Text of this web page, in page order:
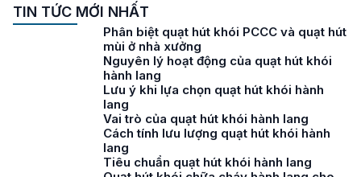
TIN TỨC MỚI NHẤT
Phân biệt quạt hút khói PCCC và quạt hút
mùi ở nhà xưởng
Nguyên lý hoạt động của quạt hút khói
hành lang
Lưu ý khi lựa chọn quạt hút khói hành
lang
Vai trò của quạt hút khói hành lang
Cách tính lưu lượng quạt hút khói hành
lang
Tiêu chuẩn quạt hút khói hành lang